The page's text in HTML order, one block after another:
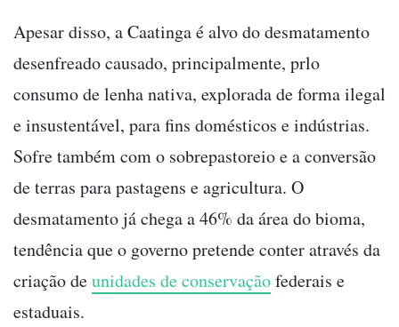
Apesar disso, a Caatinga é alvo do desmatamento
desenfreado causado, principalmente, prlo
consumo de lenha nativa, explorada de forma ilegal
e insustentável, para fins domésticos e indústrias.
Sofre também com o sobrepastoreio e a conversão
de terras para pastagens e agricultura. O
desmatamento já chega a 46% da área do bioma,
tendência que o governo pretende conter através da
criação deunidades de conservaçãofederais e
estaduais.